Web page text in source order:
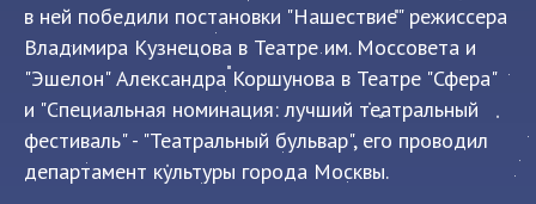
в ней победили постановки "Нашествие" режиссера
Владимира Кузнецова в Театре им. Моссовета и
"Эшелон" Александра Коршунова в Театре "Сфера"
и "Специальная номинация: лучший театральный
фестиваль" - "Театральный бульвар", его проводил
департамент культуры города Москвы.